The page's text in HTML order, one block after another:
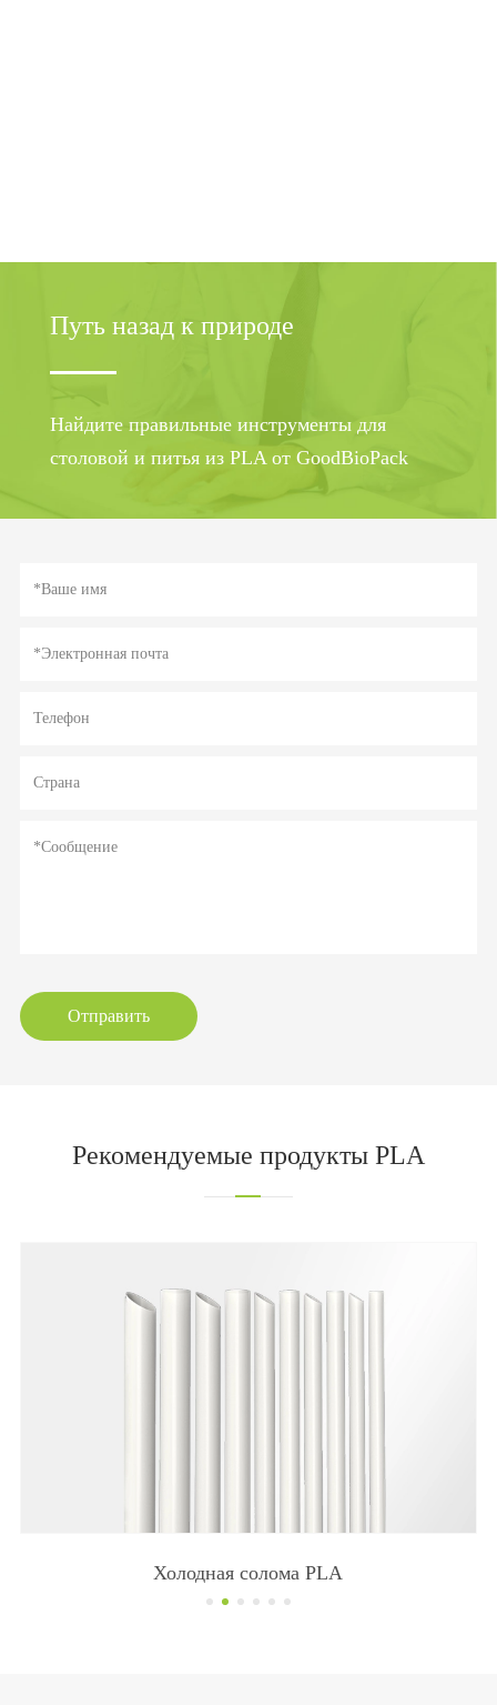
Путь назад к природе
Найдите правильные инструменты для
столовой и питья из PLA от GoodBioPack
Отправить
Рекомендуемые продукты PLA
Холодная солома PLA